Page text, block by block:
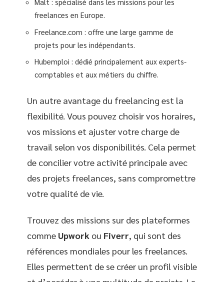
freelances en Europe.
Freelance.com : offre une large gamme de
projets pour les indépendants.
Hubemploi : dédié principalement aux experts-
comptables et aux métiers du chiffre.
Un autre avantage du freelancing est la
flexibilité. Vous pouvez choisir vos horaires,
vos missions et ajuster votre charge de
travail selon vos disponibilités. Cela permet
de concilier votre activité principale avec
des projets freelances, sans compromettre
votre qualité de vie.
Trouvez des missions sur des plateformes
comme Upwork ou Fiverr, qui sont des
références mondiales pour les freelances.
Elles permettent de se créer un profil visible